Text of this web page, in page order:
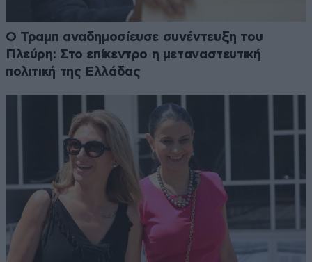
Ο Τραμπ αναδημοσίευσε συνέντευξη του
Πλεύρη: Στο επίκεντρο η μεταναστευτική
πολιτική της Ελλάδας